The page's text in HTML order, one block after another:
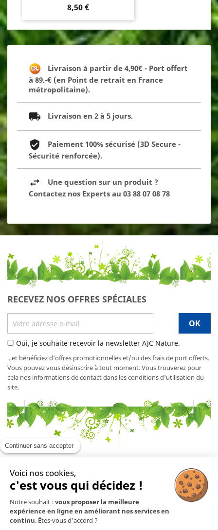
Continuer sans accepter
Voici nos cookies,
c'est vous qui décidez !
Notre souhait : vous proposer la meilleure
expérience en ligne en améliorant nos services en
continu. Êtes-vous d'accord ?
Prix
8,50 €
Livraison à partir de 4,90€ - Port offert
à 89.-€ (en Point de retrait en France
métropolitaine).
Livraison en 2 à 5 jours.
Paiement 100% sécurisé (3D Secure -
Sécurité renforcée).
Une question sur un produit ?
Contactez nos Experts au 03 88 07 08 78
RECEVEZ NOS OFFRES SPÉCIALES
Oui, je souhaite recevoir la newsletter AJC Nature.
...et bénéficiez d'offres promotionnelles et/ou des frais de port offerts.
Vous pouvez vous désinscrire à tout moment. Vous trouverez pour
cela nos informations de contact dans les conditions d'utilisation du
site.
En savoir plus 
Mentions légales